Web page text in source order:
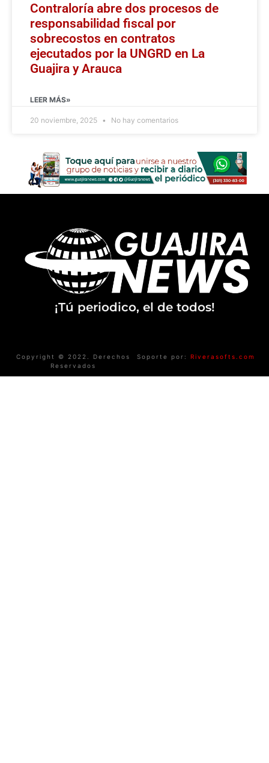
Contraloría abre dos procesos de
responsabilidad fiscal por
sobrecostos en contratos
ejecutados por la UNGRD en La
Guajira y Arauca
LEER MÁS»
20 noviembre, 2025 No hay comentarios
¡Tú periodico, el de todos!
Copyright © 2022. Derechos
Reservados
Soporte por: Riverasofts.com